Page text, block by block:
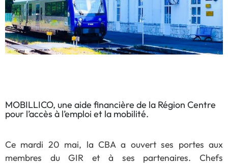
MOBILLICO, une aide financière de la Région Centre
pour l’accès à l’emploi et la mobilité.
Ce mardi 20 mai, la CBA a ouvert ses portes aux
membres du GIR et à ses partenaires. Chefs